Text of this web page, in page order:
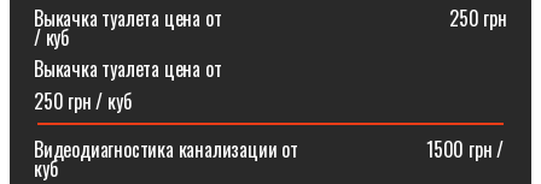
Выкачка туалета цена от⠀⠀⠀⠀⠀⠀⠀⠀⠀⠀⠀⠀⠀⠀⠀⠀250 грн
/ куб
Выкачка туалета цена от
250 грн / куб
Видеодиагностика канализации от⠀⠀⠀⠀⠀⠀⠀⠀⠀1500 грн /
куб